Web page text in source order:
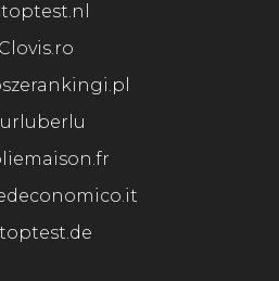
Clovis.ro